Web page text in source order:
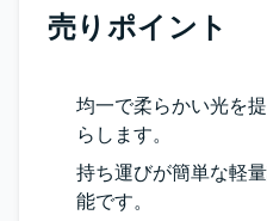
売りポイント
均一で柔らかい光を
らします。
持ち運びが簡単な軽
能です。